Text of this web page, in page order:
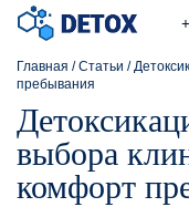
Главная /Статьи /
пребывания
выбора
комфорт